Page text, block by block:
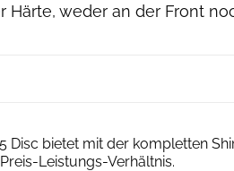
Härte, weder an der Front
Disc bietet mit der kompletten
Leistungs-Verhältnis.